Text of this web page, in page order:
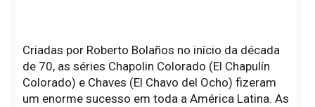
Criadas por Roberto Bolaños no início da década
de 70, as séries Chapolin Colorado (El Chapulín
Colorado) e Chaves (El Chavo del Ocho) fizeram
um enorme sucesso em toda a América Latina. As